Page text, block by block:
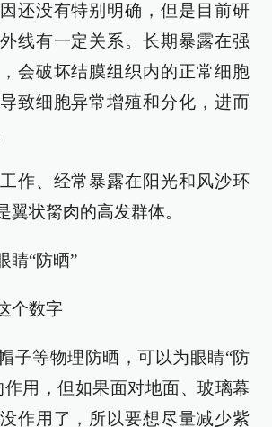
还没有特别明确，但是目前研
线有一定关系。长期暴露在强
会破坏结膜组织内的正常细胞
致细胞异常增殖和分化，进而
作、经常暴露在阳光和风沙环
翼状胬肉的高发群体。
睛“防晒”
个数字
子等物理防晒，可以为眼睛“防
作用，但如果面对地面、玻璃幕
作用了，所以要想尽量减少紫